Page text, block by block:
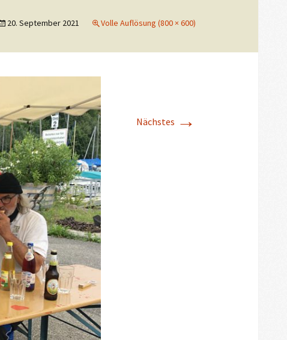
20. September 2021 Volle Auflösung (800 × 600)
Nächstes →